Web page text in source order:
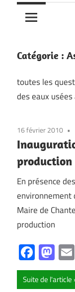
Catégorie :
toutes les
des eaux usées
16 février 2010
production
En présence
environnement
Maire de
production
Suite de l'article